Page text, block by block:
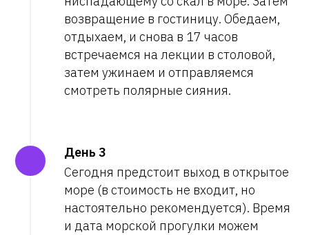
возвращение в гостиницу. Обедаем,
отдыхаем, и снова в 17 часов
встречаемся на лекции в столовой,
затем ужинаем и отправляемся
смотреть полярные сияния.
День 3
Сегодня предстоит выход в открытое
море (в стоимость не входит, но
настоятельно рекомендуется). Время
и дата морской прогулки можем